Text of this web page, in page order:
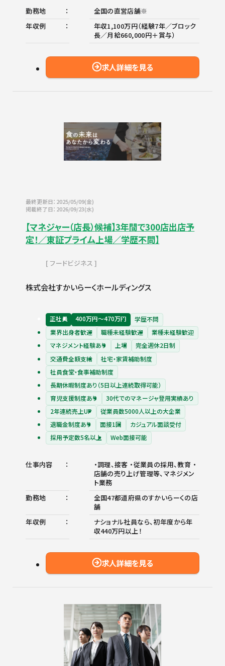
勤務地
全国の直営店舗※
年収例
年収1,100万円（経験7年／ブロック
長／月給660,000円＋賞与）
求人詳細を見る
最終更新日：2025/05/09(金)
掲載終了日：2026/09/23(水)
【マネジャー（店長）候補】3年間で300店出店予
定！／東証プライム上場／学歴不問】
フードビジネス
株式会社すかいらーくホールディングス
正社員 400万円〜470万円
学歴不問
業界出身者歓迎
職種未経験歓迎
業種未経験歓迎
マネジメント経験あり
上場
完全週休2日制
交通費全額支給
社宅・家賃補助制度
社員食堂・食事補助制度
長期休暇制度あり（5日以上連続取得可能）
育児支援制度あり
30代でのマネージャ登用実績あり
2年連続売上UP
従業員数5000人以上の大企業
退職金制度あり
面接1回
カジュアル面談受付
採用予定数5名以上
Web面接可能
仕事内容
・調理、接客 ・従業員の採用、教育 ・
店舗の売り上げ管理等、マネジメン
ト業務
勤務地
全国47都道府県のすかいらーくの店
舗
年収例
ナショナル社員なら、初年度から年
収440万円以上！
求人詳細を見る